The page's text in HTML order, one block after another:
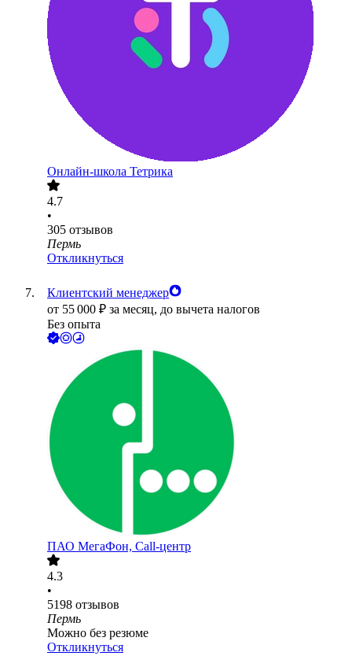
Онлайн-школа Тетрика
4.7
•
305 отзывов
Пермь
Откликнуться
Клиентский менеджер
от 55 000 ₽ за месяц, до вычета налогов
Без опыта
ПАО МегаФон, Call-центр
4.3
•
5198 отзывов
Пермь
Можно без резюме
Откликнуться